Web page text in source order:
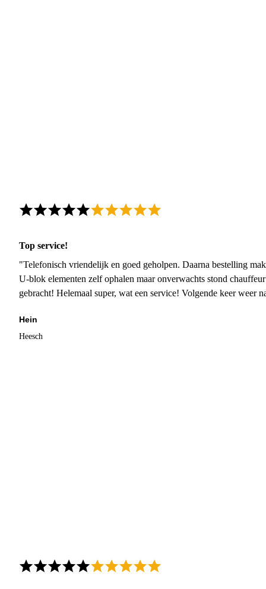
Top service!
"Telefonisch vriendelijk en goed geholpen. Daarna bestelling
U-blok elementen zelf ophalen maar onverwachts stond
gebracht! Helemaal super, wat een service! Volgende keer weer
Hein
Heesch